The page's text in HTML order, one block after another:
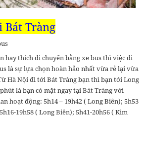
Bát Tràng
hay thích di chuyển bằng xe bus thì việc đi
là sự lựa chọn hoàn hảo nhất vừa rẻ lại vừa
Hà Nội đi tới Bát Tràng bạn thì bạn tới Long
là bạn có mặt ngay tại Bát Tràng với
hoạt động: 5h14 – 19h42 ( Long Biên); 5h53
19h58 ( Long Biên); 5h41-20h56 ( Kim